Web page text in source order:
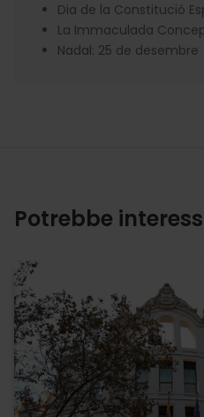
Dia de la Constitució
La Immaculada
Nadal: 25 de desembre
Potrebbe